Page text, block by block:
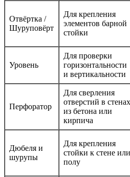
Отвёртка /
Шуруповёрт
Для крепления
элементов барной
стойки
Уровень
Для проверки
горизонтальности
и вертикальности
Перфоратор
Для сверления
отверстий в стенах
из бетона или
кирпича
Дюбеля и
шурупы
Для крепления
стойки к стене или
полу